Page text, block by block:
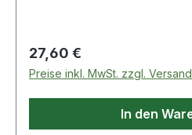
Regulärer Preis:
27,60 €
Preise inkl. MwSt. zzgl.
In den